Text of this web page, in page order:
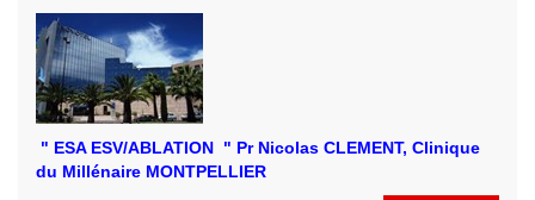
" ESA ESV/ABLATION " Pr Nicolas CLEMENT, Clinique
du Millénaire MONTPELLIER